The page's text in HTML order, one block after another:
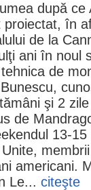
după ce
proiectat, în
de la
ani în noul
de
,
şi 2
de
13-
americani.
Le... citeşte